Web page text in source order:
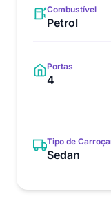
Combustível
Petrol
Portas
4
Tipo de
Sedan